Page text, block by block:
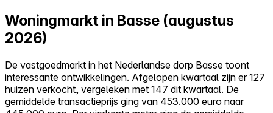
Alles-in-één
Reviews
Prijzen
Woningmarkt in Basse (augustus
2026)
De vastgoedmarkt in het Nederlandse dorp Basse toont
interessante ontwikkelingen. Afgelopen kwartaal zijn er 127
huizen verkocht, vergeleken met 147 dit kwartaal. De
gemiddelde transactieprijs ging van 453.000 euro naar